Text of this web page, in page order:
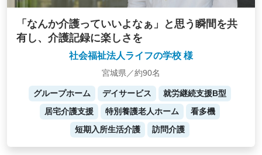
「なんか介護っていいよなぁ」と思う瞬間を共
有し、介護記録に楽しさを
社会福祉法人ライフの学校 様
宮城県／約90名
グループホーム デイサービス
就労継続支援B型
居宅介護支援
特別養護老人ホーム
看多機
短期入所生活介護
訪問介護